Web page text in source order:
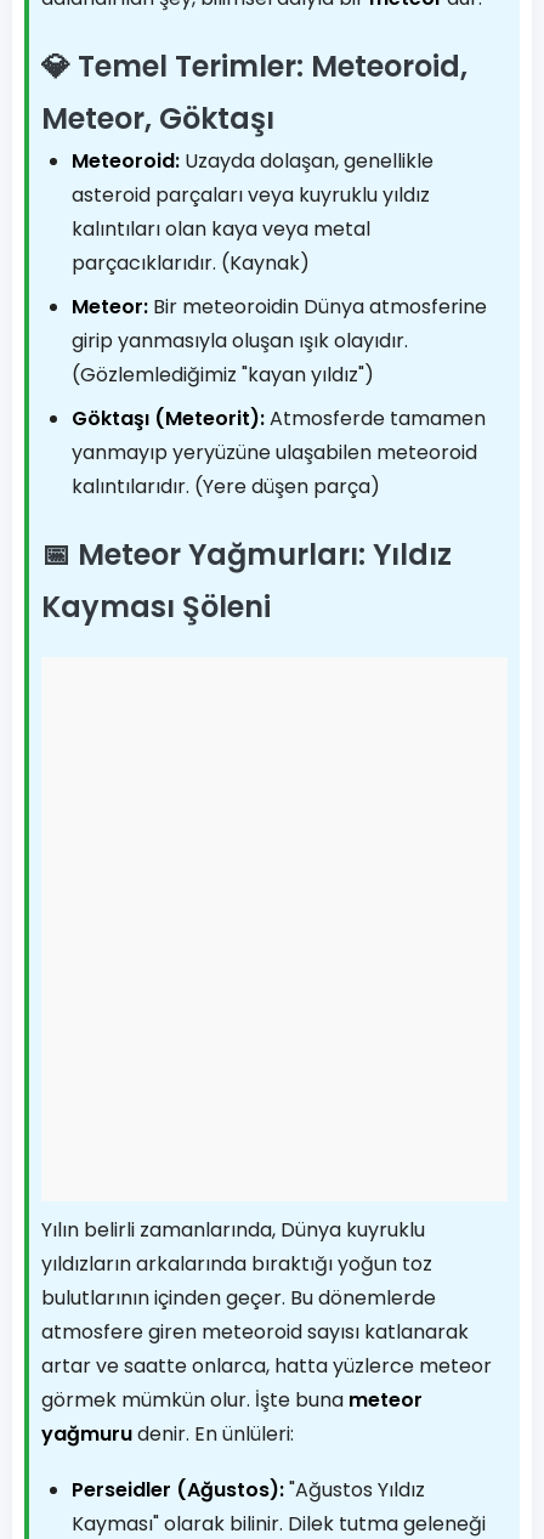
💎 Temel Terimler: Meteoroid,
Meteor, Göktaşı
Meteoroid: Uzayda dolaşan, genellikle
asteroid parçaları veya kuyruklu yıldız
kalıntıları olan kaya veya metal
parçacıklarıdır. (Kaynak)
Meteor: Bir meteoroidin Dünya atmosferine
girip yanmasıyla oluşan ışık olayıdır.
(Gözlemlediğimiz "kayan yıldız")
Göktaşı (Meteorit):Atmosferde tamamen
yanmayıp yeryüzüne ulaşabilen meteoroid
kalıntılarıdır. (Yere düşen parça)
📅 Meteor Yağmurları: Yıldız
Kayması Şöleni
Yılın belirli zamanlarında, Dünya kuyruklu
yıldızların arkalarında bıraktığı yoğun toz
bulutlarının içinden geçer. Bu dönemlerde
atmosfere giren meteoroid sayısı katlanarak
artar ve saatte onlarca, hatta yüzlerce meteor
görmek mümkün olur. İşte buna meteor
yağmurudenir. En ünlüleri:
Perseidler (Ağustos):"Ağustos Yıldız
Kayması" olarak bilinir. Dilek tutma geleneği